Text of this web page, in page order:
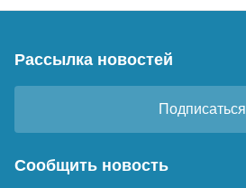
Рассылка новостей
Подписаться
Сообщить новость